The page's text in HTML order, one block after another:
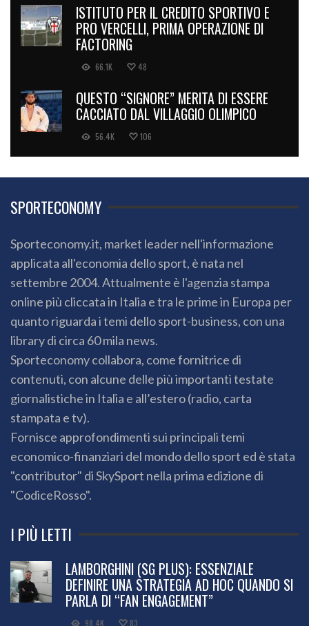
ISTITUTO PER IL CREDITO SPORTIVO E
PRO VERCELLI, PRIMA OPERAZIONE DI
FACTORING
66.1K 48
QUESTO “SIGNORE” MERITA DI ESSERE
CACCIATO DAL VILLAGGIO OLIMPICO
56.4K 106
SPORTECONOMY
Sporteconomy.it, market leader nell'informazione
applicata all'economia dello sport, è nata nel
settembre 2004. Attualmente è l'agenzia stampa
online più cliccata in Italia e tra le prime in Europa per
quanto riguarda i temi dello sport-business, con una
library di circa 60 mila news.
Sporteconomy collabora, come fornitrice di
contenuti, con alcune delle più importanti testate
giornalistiche in Italia e all’estero (radio, carta
stampata e tv).
Fornisce approfondimenti sui principali temi
economico-finanziari del mondo dello sport ed è stata
"contributor" di SkySport nella prima edizione di
"CodiceRosso".
I PIÙ LETTI
LAMBORGHINI (SG PLUS): ESSENZIALE
DEFINIRE UNA STRATEGIA AD HOC QUANDO SI
PARLA DI “FAN ENGAGEMENT”
98.4K 83